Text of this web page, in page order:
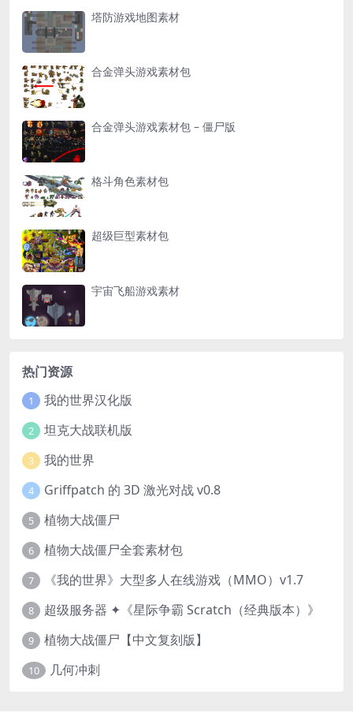
塔防游戏地图素材
合金弹头游戏素材包
合金弹头游戏素材包 – 僵尸版
格斗角色素材包
超级巨型素材包
宇宙飞船游戏素材
热门资源
1 我的世界汉化版
2 坦克大战联机版
3 我的世界
4 Griffpatch 的 3D 激光对战 v0.8
5 植物大战僵尸
6 植物大战僵尸全套素材包
7 《我的世界》大型多人在线游戏（MMO）v1.7
8 超级服务器 ✦《星际争霸 Scratch（经典版本）》
9 植物大战僵尸【中文复刻版】
10 几何冲刺